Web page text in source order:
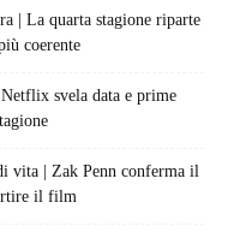
| La quarta stagione riparte
coerente
svela data e prime
vita | Zak Penn conferma il
il film